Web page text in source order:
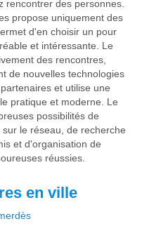
rencontrer des personnes.
propose uniquement des
d'en choisir un pour
et intéressante. Le
des rencontres,
de nouvelles technologies
et utilise une
pratique et moderne. Le
possibilités de
le réseau, de recherche
et d'organisation de
réussies.
en ville